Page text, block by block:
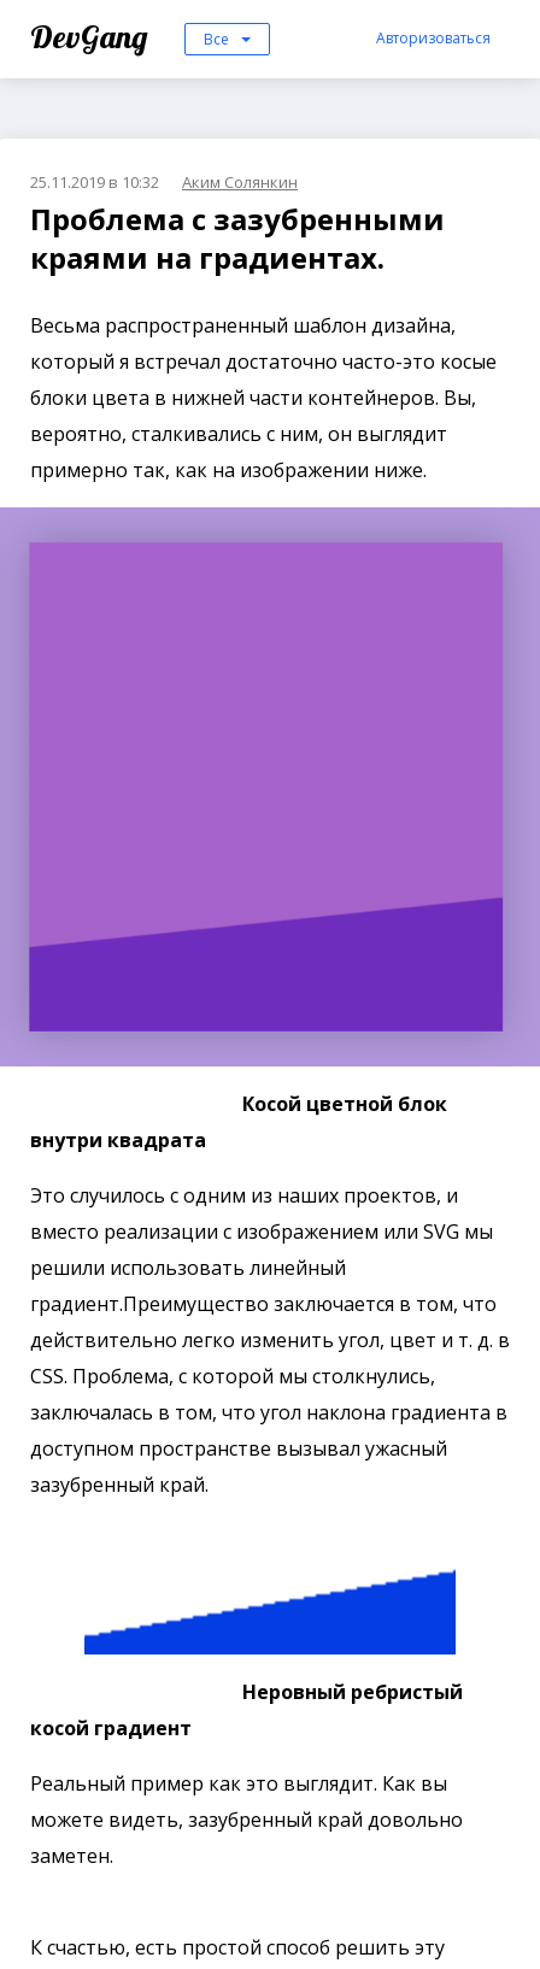
DevGang Все Авторизоваться
25.11.2019 в 10:32 Аким Солянкин
Проблема с зазубренными
краями на градиентах.
Весьма распространенный шаблон дизайна,
который я встречал достаточно часто-это косые
блоки цвета в нижней части контейнеров. Вы,
вероятно, сталкивались с ним, он выглядит
примерно так, как на изображении ниже.
Косой цветной блок
внутри квадрата
Это случилось с одним из наших проектов, и
вместо реализации с изображением или SVG мы
решили использовать линейный
градиент.Преимущество заключается в том, что
действительно легко изменить угол, цвет и т. д. в
CSS. Проблема, с которой мы столкнулись,
заключалась в том, что угол наклона градиента в
доступном пространстве вызывал ужасный
зазубренный край.
Неровный ребристый
косой градиент
Реальный пример как это выглядит. Как вы
можете видеть, зазубренный край довольно
заметен.
К счастью, есть простой способ решить эту